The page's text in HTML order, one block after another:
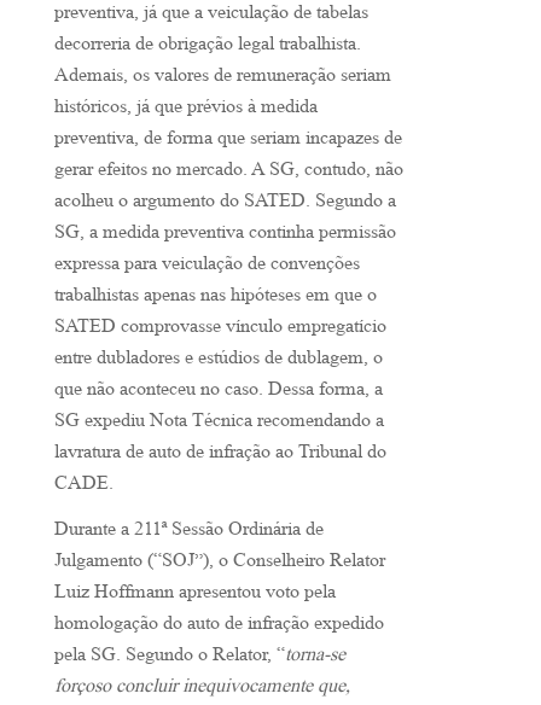
preventiva, já que a veiculação de tabelas
decorreria de obrigação legal trabalhista.
Ademais, os valores de remuneração seriam
históricos, já que prévios à medida
preventiva, de forma que seriam incapazes de
gerar efeitos no mercado. A SG, contudo, não
acolheu o argumento do SATED. Segundo a
SG, a medida preventiva continha permissão
expressa para veiculação de convenções
trabalhistas apenas nas hipóteses em que o
SATED comprovasse vínculo empregatício
entre dubladores e estúdios de dublagem, o
que não aconteceu no caso. Dessa forma, a
SG expediu Nota Técnica recomendando a
lavratura de auto de infração ao Tribunal do
CADE.
Durante a 211ª Sessão Ordinária de
Julgamento (“SOJ”), o Conselheiro Relator
Luiz Hoffmann apresentou voto pela
homologação do auto de infração expedido
pela SG. Segundo o Relator, “torna-se
forçoso concluir inequivocamente que,